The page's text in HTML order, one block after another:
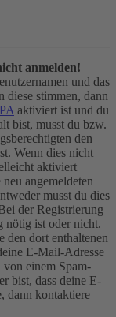
anmelden!
und das
diese stimmen, dann
aktiviert ist und du
bist, musst du bzw.
den
Wenn dies nicht
aktiviert
angemeldeten
musst du dies
der Registrierung
nötig ist oder nicht.
den dort enthaltenen
E-Mail-Adresse
einem Spam-
bist, dass deine E-
dann kontaktiere